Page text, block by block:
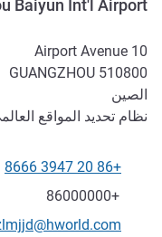
Baiyun Int'l Airport
10 Airport Avenue
510800
GUANGZHOU
الصين
نظام تحديد المواقع
الهاتف
+86 20 3947 8666
فاكس
+86000000
تواصل معنا عبر